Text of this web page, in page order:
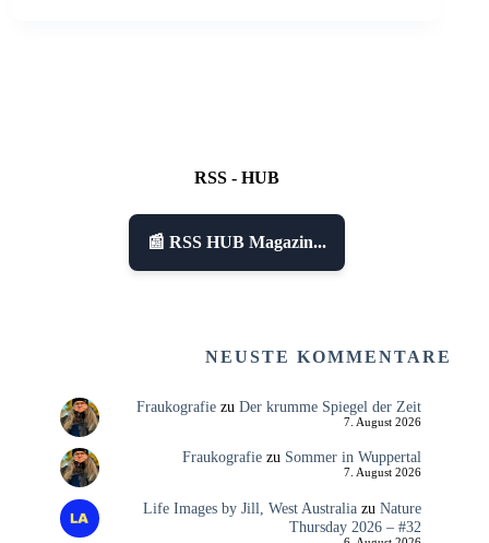
RSS - HUB
📰 RSS HUB Magazin...
NEUSTE KOMMENTARE
Fraukografiezu Der krumme Spiegel der Zeit
7. August 2026
Fraukografiezu Sommer in Wuppertal
7. August 2026
Life Images by Jill, West Australiazu Nature
Thursday 2026 – #32